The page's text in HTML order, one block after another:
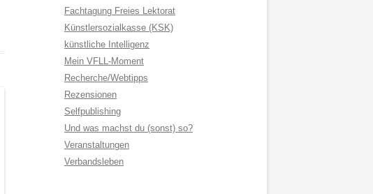
Fachtagung Freies Lektorat
Künstlersozialkasse (KSK)
künstliche Intelligenz
Mein VFLL-Moment
Recherche/Webtipps
Rezensionen
Selfpublishing
Und was machst du (sonst) so?
Veranstaltungen
Verbandsleben